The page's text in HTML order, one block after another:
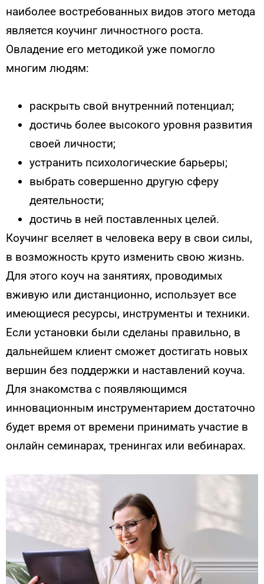
наиболее востребованных видов этого метода
является коучинг личностного роста.
Овладение его методикой уже помогло
многим людям:
раскрыть свой внутренний потенциал;
достичь более высокого уровня развития
своей личности;
устранить психологические барьеры;
выбрать совершенно другую сферу
деятельности;
достичь в ней поставленных целей.
Коучинг вселяет в человека веру в свои силы,
в возможность круто изменить свою жизнь.
Для этого коуч на занятиях, проводимых
вживую или дистанционно, использует все
имеющиеся ресурсы, инструменты и техники.
Если установки были сделаны правильно, в
дальнейшем клиент сможет достигать новых
вершин без поддержки и наставлений коуча.
Для знакомства с появляющимся
инновационным инструментарием достаточно
будет время от времени принимать участие в
онлайн семинарах, тренингах или вебинарах.